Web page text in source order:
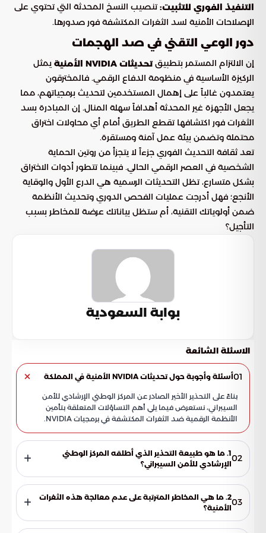
التنفيذ الفوري للتثبيت:تنصيب النسخ المحدثة التي تحتوي على
الإصلاحات الأمنية لسد الثغرات المكتشفة فور صدورها.
دور الوعي التقني في صد الهجمات
إن الالتزام المستمر بتطبيقتحديثات NVIDIA الأمنية
يمثل
الركيزة الأساسية في منظومة الدفاع الرقمي. فالمخترقون
يعتمدون غالباً على إهمال المستخدمين لتحديث برمجياتهم، مما
يجعل الأجهزة غير المحدثة أهدافاً سهلة المنال. إن المبادرة بسد
الثغرات فور اكتشافها تقطع الطريق أمام أي محاولات اختراق
محتملة وتضمن بيئة عمل آمنة ومستقرة.
تعد ثقافة التحديث الفوري جزءاً لا يتجزأ من روتين الحماية
الشخصية في العصر الرقمي الحالي. فبينما تتطور أدوات الاختراق
بشكل متسارع، تظل التحديثات الرسمية هي الدرع الأول والوقاية
الأنجع؛ فهل أدرجت عمليات الفحص الدوري وتحديث الأنظمة
ضمن أولوياتك التقنية، أم ستظل بياناتك عرضة للمخاطر بسبب
التأجيل؟
بوابة السعودية
الاسئلة الشائعة
01أسئلة وأجوبة حول تحديثات NVIDIA الأمنية في المملكة
بناءً على التحذير الأخير الصادر عن المركز الوطني الإرشادي للأمن
السيبراني، نستعرض فيما يلي أهم التساؤلات المتعلقة بتأمين
الأنظمة الرقمية ضد الثغرات المكتشفة في برمجيات NVIDIA.
02 1. ما هو طبيعة التحذير الذي أطلقه المركز الوطني
الإرشادي للأمن السيبراني؟
والمؤسسات داخل المملكة على ضرورة تطبيق تحديثات أمنية
عاجلة لمنتجات NVIDIA. يهدف هذا التحذير إلى معالجة ثغرات
للأنظمة.
03 2. ما هي المخاطر المترتبة على عدم معالجة هذه الثغرات
الأمنية؟